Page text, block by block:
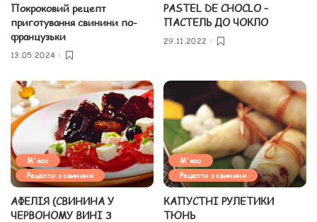
Покроковий рецепт
приготування свинини по-
французьки
13.05.2024
PASTEL DE CHOCLO –
ПАСТЕЛЬ ДО ЧОКЛО
29.11.2022
М'ясо
Рецепти з свинини
АФЕЛІЯ (СВИНИНА У
ЧЕРВОНОМУ ВИНІ З
М'ясо
Рецепти з свинини
КАПУСТНІ РУЛЕТИКИ
ТЮНЬ